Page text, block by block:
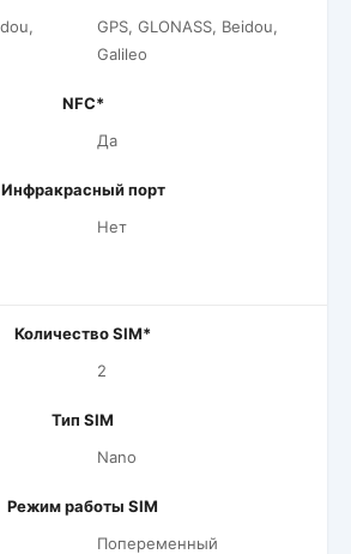
GPS, GLONASS, Beidou,
Galileo
NFC*
Да
Инфракрасный порт
Нет
Количество SIM*
2
Тип SIM
Nano
Режим работы SIM
Попеременный